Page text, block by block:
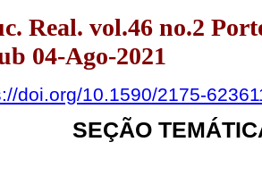
Real. vol.46 no.2
04-Ago-2021
doi.org/10.1590/2175-
SEÇÃO